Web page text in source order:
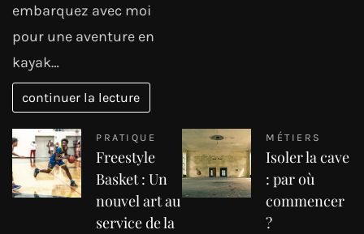
embarquez avec moi
pour une aventure en
kayak…
continuer la lecture
PRATIQUE
Freestyle
Basket : Un
nouvel art au
service de la
MÉTIERS
Isoler la cave
: par où
commencer
?